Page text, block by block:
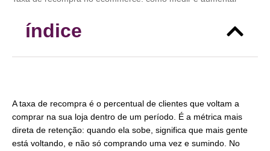
índice
A taxa de recompra é o percentual de clientes que voltam a
comprar na sua loja dentro de um período. É a métrica mais
direta de retenção: quando ela sobe, significa que mais gente
está voltando, e não só comprando uma vez e sumindo. No